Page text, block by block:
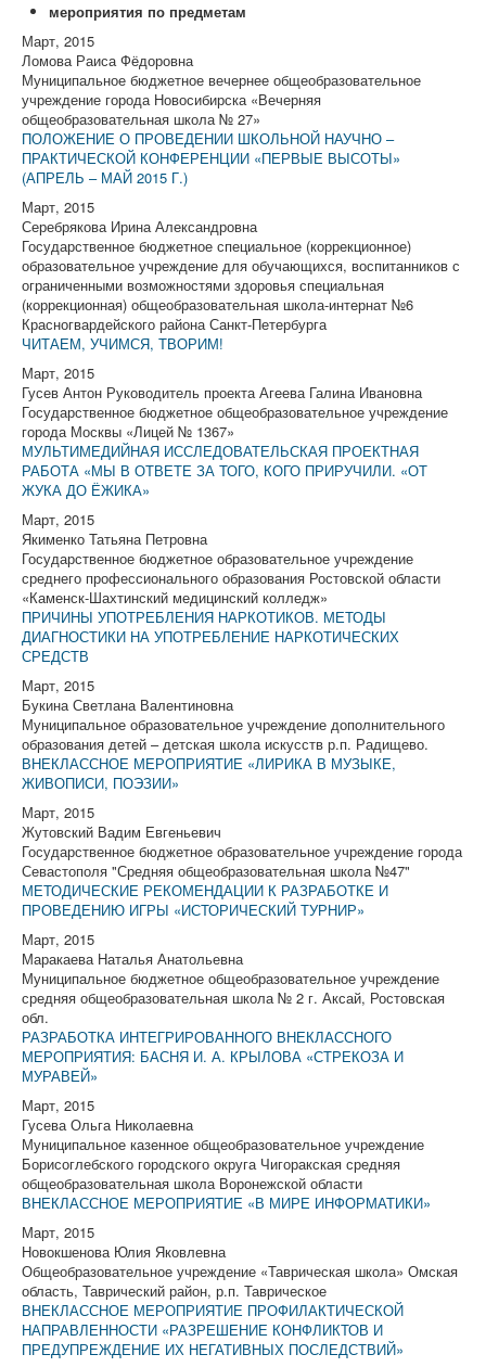
мероприятия по предметам
Март, 2015
Ломова Раиса Фёдоровна
Муниципальное бюджетное вечернее общеобразовательное
учреждение города Новосибирска «Вечерняя
общеобразовательная школа № 27»
ПОЛОЖЕНИЕ О ПРОВЕДЕНИИ ШКОЛЬНОЙ НАУЧНО –
ПРАКТИЧЕСКОЙ КОНФЕРЕНЦИИ «ПЕРВЫЕ ВЫСОТЫ»
(АПРЕЛЬ – МАЙ 2015 Г.)
Март, 2015
Серебрякова Ирина Александровна
Государственное бюджетное специальное (коррекционное)
образовательное учреждение для обучающихся, воспитанников с
ограниченными возможностями здоровья специальная
(коррекционная) общеобразовательная школа-интернат №6
Красногвардейского района Санкт-Петербурга
ЧИТАЕМ, УЧИМСЯ, ТВОРИМ!
Март, 2015
Гусев Антон Руководитель проекта Агеева Галина Ивановна
Государственное бюджетное общеобразовательное учреждение
города Москвы «Лицей № 1367»
МУЛЬТИМЕДИЙНАЯ ИССЛЕДОВАТЕЛЬСКАЯ ПРОЕКТНАЯ
РАБОТА «МЫ В ОТВЕТЕ ЗА ТОГО, КОГО ПРИРУЧИЛИ. «ОТ
ЖУКА ДО ЁЖИКА»
Март, 2015
Якименко Татьяна Петровна
Государственное бюджетное образовательное учреждение
среднего профессионального образования Ростовской области
«Каменск-Шахтинский медицинский колледж»
ПРИЧИНЫ УПОТРЕБЛЕНИЯ НАРКОТИКОВ. МЕТОДЫ
ДИАГНОСТИКИ НА УПОТРЕБЛЕНИЕ НАРКОТИЧЕСКИХ
СРЕДСТВ
Март, 2015
Букина Светлана Валентиновна
Муниципальное образовательное учреждение дополнительного
образования детей – детская школа искусств р.п. Радищево.
ВНЕКЛАССНОЕ МЕРОПРИЯТИЕ «ЛИРИКА В МУЗЫКЕ,
ЖИВОПИСИ, ПОЭЗИИ»
Март, 2015
Жутовский Вадим Евгеньевич
Государственное бюджетное образовательное учреждение города
Севастополя "Средняя общеобразовательная школа №47"
МЕТОДИЧЕСКИЕ РЕКОМЕНДАЦИИ К РАЗРАБОТКЕ И
ПРОВЕДЕНИЮ ИГРЫ «ИСТОРИЧЕСКИЙ ТУРНИР»
Март, 2015
Маракаева Наталья Анатольевна
Муниципальное бюджетное общеобразовательное учреждение
средняя общеобразовательная школа № 2 г. Аксай, Ростовская
обл.
РАЗРАБОТКА ИНТЕГРИРОВАННОГО ВНЕКЛАССНОГО
МЕРОПРИЯТИЯ: БАСНЯ И. А. КРЫЛОВА «СТРЕКОЗА И
МУРАВЕЙ»
Март, 2015
Гусева Ольга Николаевна
Муниципальное казенное общеобразовательное учреждение
Борисоглебского городского округа Чигоракская средняя
общеобразовательная школа Воронежской области
ВНЕКЛАССНОЕ МЕРОПРИЯТИЕ «В МИРЕ ИНФОРМАТИКИ»
Март, 2015
Новокшенова Юлия Яковлевна
Общеобразовательное учреждение «Таврическая школа» Омская
область, Таврический район, р.п. Таврическое
ВНЕКЛАССНОЕ МЕРОПРИЯТИЕ ПРОФИЛАКТИЧЕСКОЙ
НАПРАВЛЕННОСТИ «РАЗРЕШЕНИЕ КОНФЛИКТОВ И
ПРЕДУПРЕЖДЕНИЕ ИХ НЕГАТИВНЫХ ПОСЛЕДСТВИЙ»